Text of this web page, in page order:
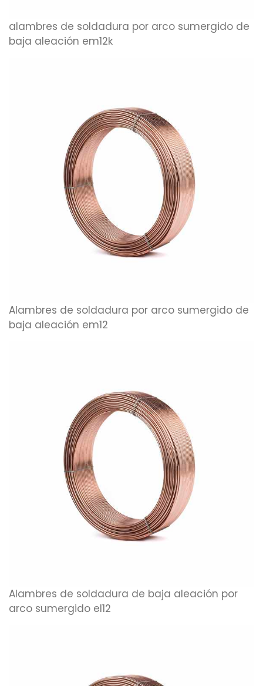
alambres de soldadura por arco sumergido de
baja aleación em12k
Alambres de soldadura por arco sumergido de
baja aleación em12
Alambres de soldadura de baja aleación por
arco sumergido el12